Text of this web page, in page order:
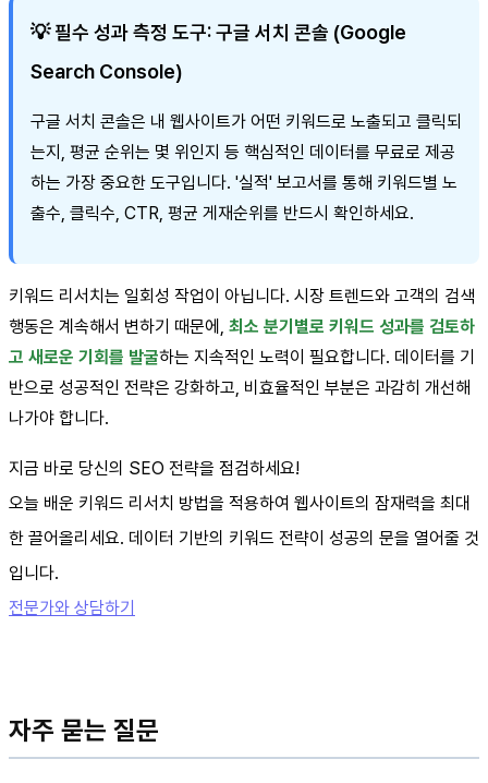
💡 필수 성과 측정 도구: 구글 서치 콘솔 (Google
Search Console)
구글 서치 콘솔은 내 웹사이트가 어떤 키워드로 노출되고 클릭되
는지, 평균 순위는 몇 위인지 등 핵심적인 데이터를 무료로 제공
하는 가장 중요한 도구입니다. '실적' 보고서를 통해 키워드별 노
출수, 클릭수, CTR, 평균 게재순위를 반드시 확인하세요.
키워드 리서치는 일회성 작업이 아닙니다. 시장 트렌드와 고객의 검색
행동은 계속해서 변하기 때문에, 최소 분기별로 키워드 성과를 검토하
고 새로운 기회를 발굴하는 지속적인 노력이 필요합니다. 데이터를 기
반으로 성공적인 전략은 강화하고, 비효율적인 부분은 과감히 개선해
나가야 합니다.
지금 바로 당신의 SEO 전략을 점검하세요!
오늘 배운 키워드 리서치 방법을 적용하여 웹사이트의 잠재력을 최대
한 끌어올리세요. 데이터 기반의 키워드 전략이 성공의 문을 열어줄 것
입니다.
전문가와 상담하기
자주 묻는 질문